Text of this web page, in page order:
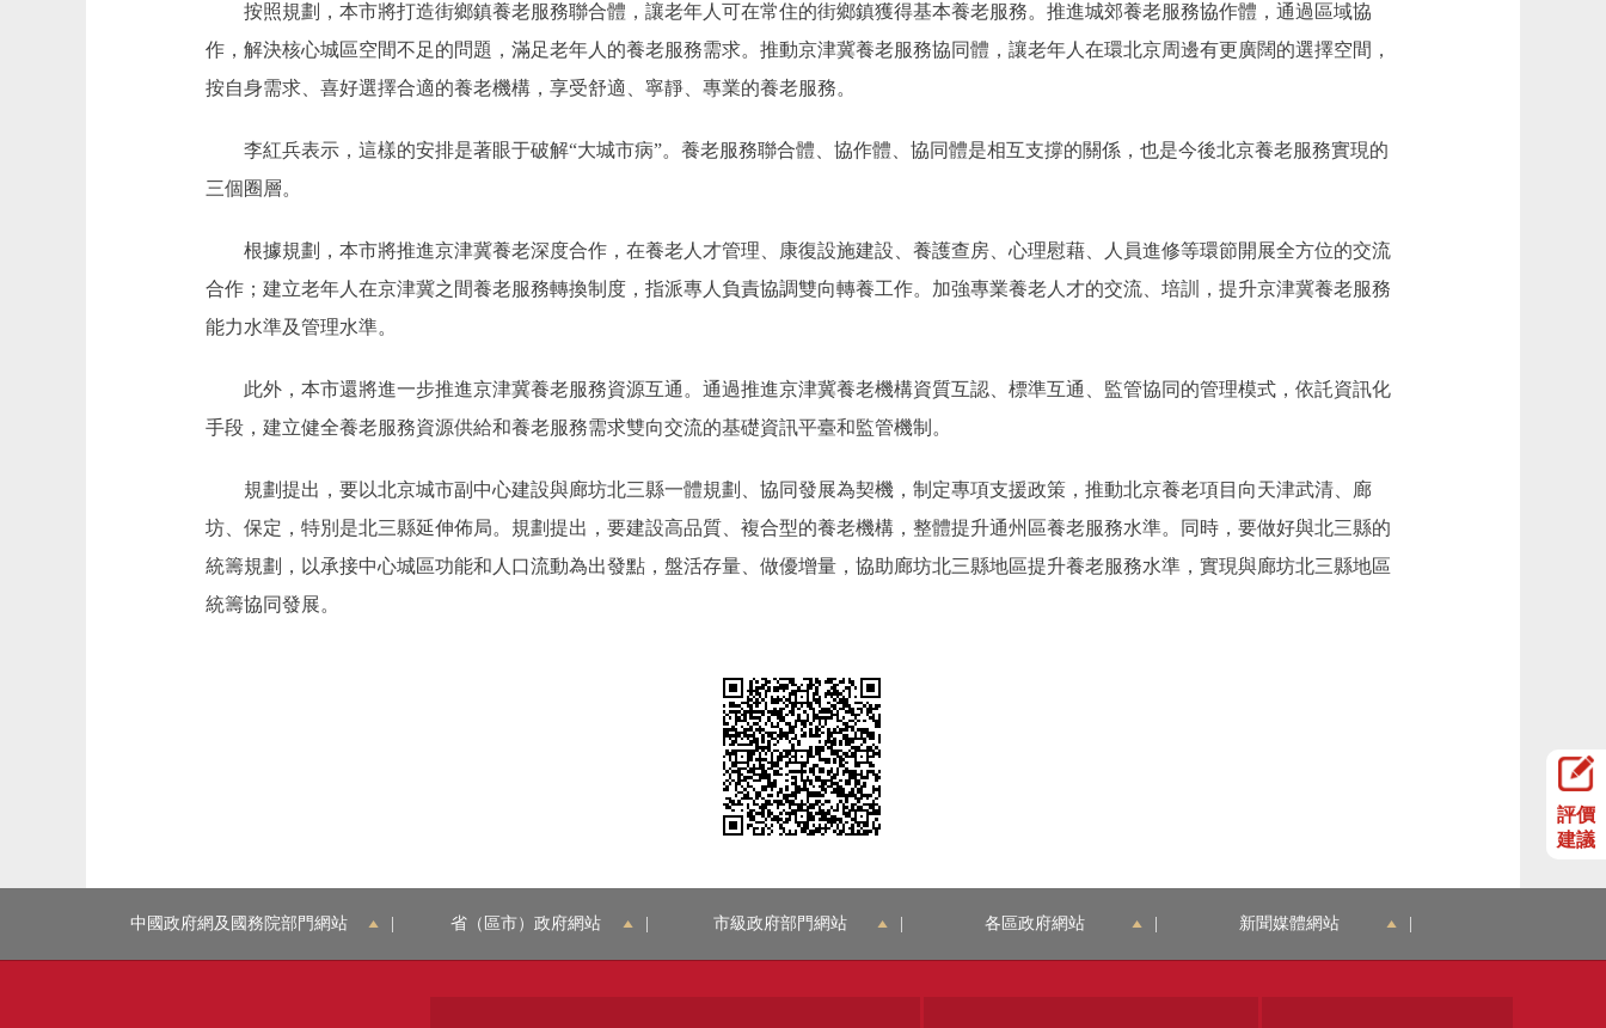
按照規劃，本市將打造街鄉鎮養老服務聯合體，讓老年人可在常住的街鄉鎮獲得基本養老服務。推進城郊養老服務協作體，通過區域協
作，解決核心城區空間不足的問題，滿足老年人的養老服務需求。推動京津冀養老服務協同體，讓老年人在環北京周邊有更廣闊的選擇空間，
按自身需求、喜好選擇合適的養老機構，享受舒適、寧靜、專業的養老服務。
李紅兵表示，這樣的安排是著眼于破解“大城市病”。養老服務聯合體、協作體、協同體是相互支撐的關係，也是今後北京養老服務實現的
三個圈層。
根據規劃，本市將推進京津冀養老深度合作，在養老人才管理、康復設施建設、養護查房、心理慰藉、人員進修等環節開展全方位的交流
合作；建立老年人在京津冀之間養老服務轉換制度，指派專人負責協調雙向轉養工作。加強專業養老人才的交流、培訓，提升京津冀養老服務
能力水準及管理水準。
此外，本市還將進一步推進京津冀養老服務資源互通。通過推進京津冀養老機構資質互認、標準互通、監管協同的管理模式，依託資訊化
手段，建立健全養老服務資源供給和養老服務需求雙向交流的基礎資訊平臺和監管機制。
規劃提出，要以北京城市副中心建設與廊坊北三縣一體規劃、協同發展為契機，制定專項支援政策，推動北京養老項目向天津武清、廊
坊、保定，特別是北三縣延伸佈局。規劃提出，要建設高品質、複合型的養老機構，整體提升通州區養老服務水準。同時，要做好與北三縣的
統籌規劃，以承接中心城區功能和人口流動為出發點，盤活存量、做優增量，協助廊坊北三縣地區提升養老服務水準，實現與廊坊北三縣地區
統籌協同發展。
評價
建議
中國政府網及國務院部門網站 省（區市）政府網站 市級政府部門網站 各區政府網站 新聞媒體網站